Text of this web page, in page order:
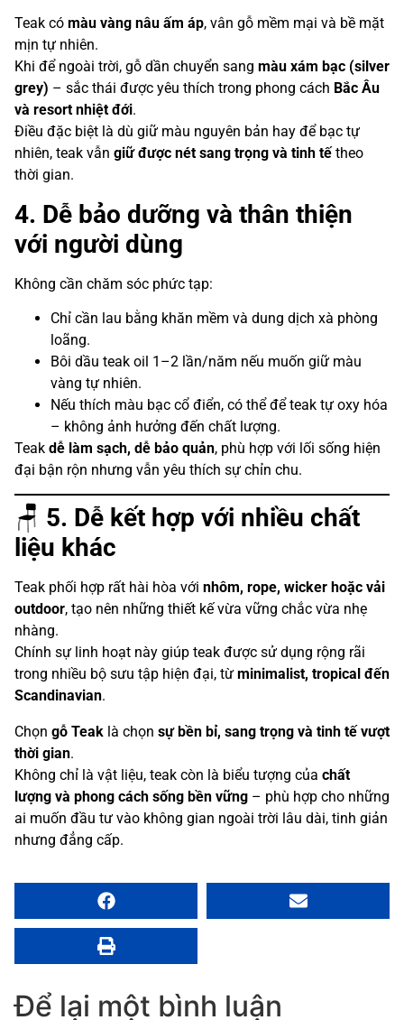
Teak có màu vàng nâu ấm áp, vân gỗ mềm mại và bề mặt
mịn tự nhiên.
Khi để ngoài trời, gỗ dần chuyển sang màu xám bạc (silver
grey) – sắc thái được yêu thích trong phong cách Bắc Âu
và resort nhiệt đới.
Điều đặc biệt là dù giữ màu nguyên bản hay để bạc tự
nhiên, teak vẫn giữ được nét sang trọng và tinh tế theo
thời gian.
4. Dễ bảo dưỡng và thân thiện
với người dùng
Không cần chăm sóc phức tạp:
Chỉ cần lau bằng khăn mềm và dung dịch xà phòng
loãng.
Bôi dầu teak oil 1–2 lần/năm nếu muốn giữ màu
vàng tự nhiên.
Nếu thích màu bạc cổ điển, có thể để teak tự oxy hóa
– không ảnh hưởng đến chất lượng.
Teak dễ làm sạch, dễ bảo quản, phù hợp với lối sống hiện
đại bận rộn nhưng vẫn yêu thích sự chỉn chu.
🪑 5. Dễ kết hợp với nhiều chất
liệu khác
Teak phối hợp rất hài hòa với nhôm, rope, wicker hoặc vải
outdoor, tạo nên những thiết kế vừa vững chắc vừa nhẹ
nhàng.
Chính sự linh hoạt này giúp teak được sử dụng rộng rãi
trong nhiều bộ sưu tập hiện đại, từ minimalist, tropical đến
Scandinavian.
Chọn gỗ Teak là chọn sự bền bỉ, sang trọng và tinh tế vượt
thời gian.
Không chỉ là vật liệu, teak còn là biểu tượng của chất
lượng và phong cách sống bền vững – phù hợp cho những
ai muốn đầu tư vào không gian ngoài trời lâu dài, tinh giản
nhưng đẳng cấp.
Để lại một bình luận